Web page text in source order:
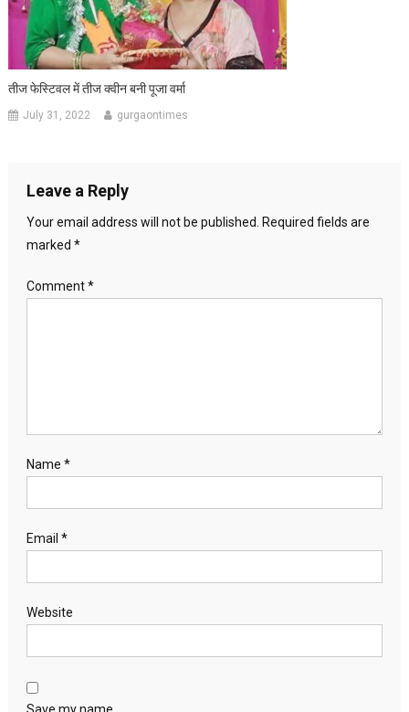
तीज फेस्टिवल में तीज क्वीन बनी पूजा वर्मा
July 31, 2022 gurgaontimes
Leave a Reply
Your email address will not be published.
Required fields are
marked *
Comment*
Name *
Email *
Website